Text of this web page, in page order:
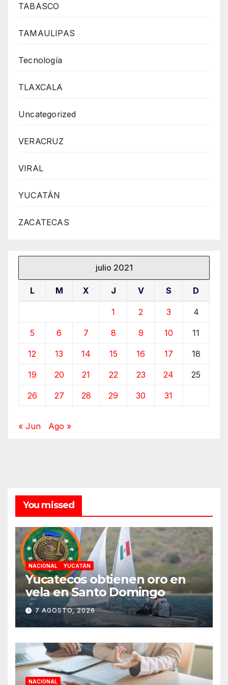
TABASCO
TAMAULIPAS
Tecnología
TLAXCALA
Uncategorized
VERACRUZ
VIRAL
YUCATÁN
ZACATECAS
julio 2021
L M X J V S D
1 2 3 4
5 6 7 8 9 10 11
12 13 14 15 16 17 18
19 20 21 22 23 24 25
26 27 28 29 30 31
« Jun Ago »
You missed
NACIONAL YUCATÁN
Yucatecos obtienen oro en
vela en Santo Domingo
7 AGOSTO, 2026
NACIONAL